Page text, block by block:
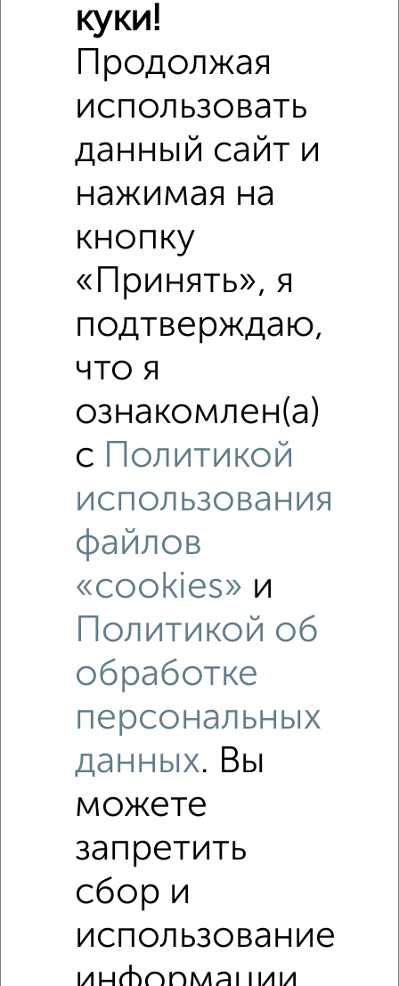
Сравнение средних цен
3‑комнатные квартиры с похожей площадью ±10%
4 090 000
Средняя цена район
Это предложение
Средняя цена по городу
Похожие предложения рядом
3‑комнатные квартиры недалеко от Раздольная 66
Рядом, с меньшей ценой
Недалеко от Раздольная 66 с ценой ниже
3-к квартиры
Поиск по схожим параметрам:
куки!
Продолжая
использовать
данный сайт и
нажимая на
кнопку
«Принять», я
подтверждаю,
что я
ознакомлен(а)
с Политикой
использования
файлов
«cookies» и
Политикой об
обработке
персональных
данных. Вы
можете
запретить
сбор и
использование